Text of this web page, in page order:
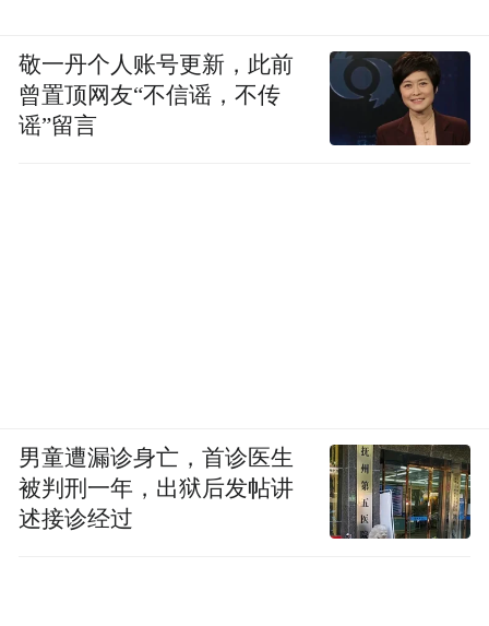
“特别声明：以上作品内容(包括在内的视频、图片或音
频)为凤凰网旗下自媒体平台“大风号”用户上传并发
布，本平台仅提供信息存储空间服务。
Notice: The content above (including the videos,
pictures and audios if any) is uploaded and posted
敬一丹个人账号更新，此前
曾置顶网友“不信谣，不传
谣”留言
男童遭漏诊身亡，首诊医生
被判刑一年，出狱后发帖讲
述接诊经过